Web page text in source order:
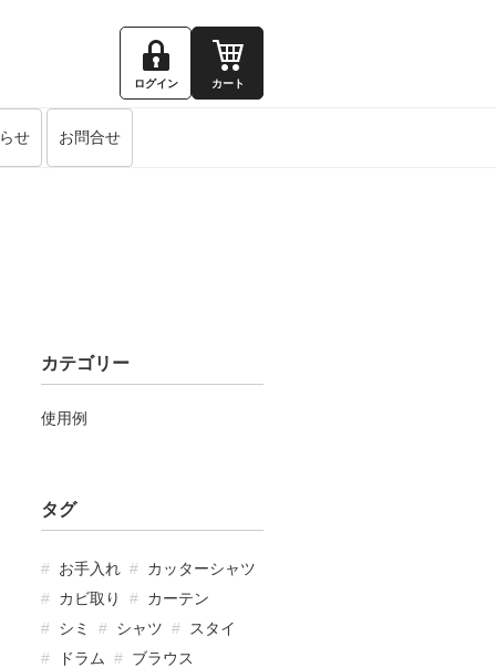
ログイン カート
せ お問合せ
カテゴリー
使用例
タグ
お手入れ
カッターシャツ
カビ取り
カーテン
シミ
シャツ
スタイ
ドラム
ブラウス